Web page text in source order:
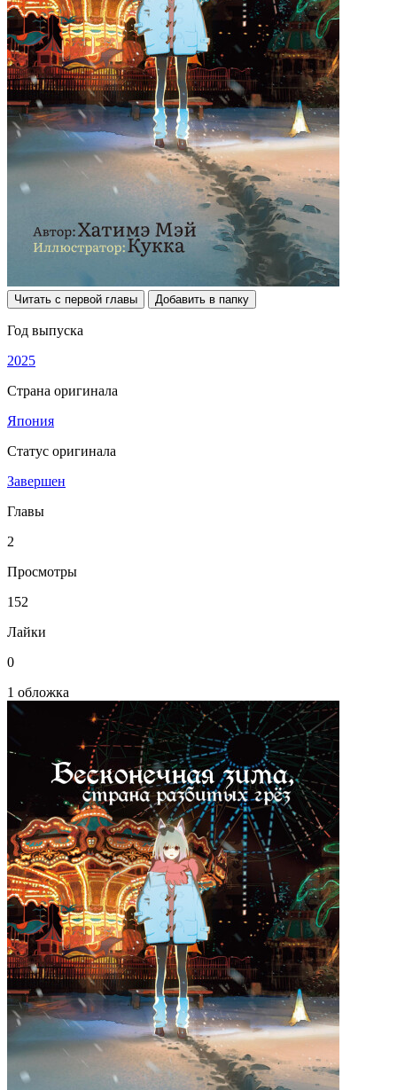
Читать с первой главы Добавить в папку
Год выпуска
2025
Страна оригинала
Япония
Статус оригинала
Завершен
Главы
2
Просмотры
152
Лайки
0
1 обложка